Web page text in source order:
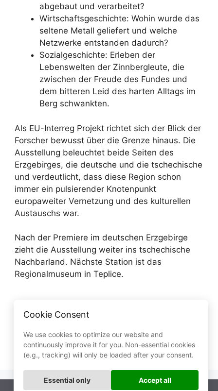
abgebaut und verarbeitet?
Wirtschaftsgeschichte: Wohin wurde das
seltene Metall geliefert und welche
Netzwerke entstanden dadurch?
Sozialgeschichte: Erleben der
Lebenswelten der Zinnbergleute, die
zwischen der Freude des Fundes und
dem bitteren Leid des harten Alltags im
Berg schwankten.
Als EU-Interreg Projekt richtet sich der Blick der
Forscher bewusst über die Grenze hinaus. Die
Ausstellung beleuchtet beide Seiten des
Erzgebirges, die deutsche und die tschechische
und verdeutlicht, dass diese Region schon
immer ein pulsierender Knotenpunkt
europaweiter Vernetzung und des kulturellen
Austauschs war.
Nach der Premiere im deutschen Erzgebirge
zieht die Ausstellung weiter ins tschechische
Nachbarland. Nächste Station ist das
Regionalmuseum in Teplice.
Baumpflanzaktion in Geyer
Zu Besuch bei der CAP PARTS AG in
Scheibenberg
Cookie Consent
We use cookies to optimize our website and
continuously improve it for you. Non-essential cookies
(e.g., tracking) will only be loaded after your consent.
Essential only Accept all